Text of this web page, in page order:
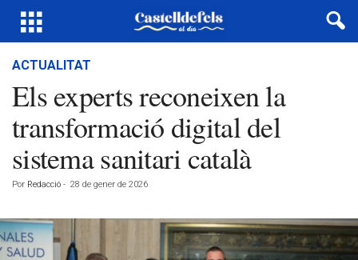
ACTUALITAT
Els experts reconeixen la
transformació digital del
sistema sanitari català
Por Redacció - 28 de gener de 2026